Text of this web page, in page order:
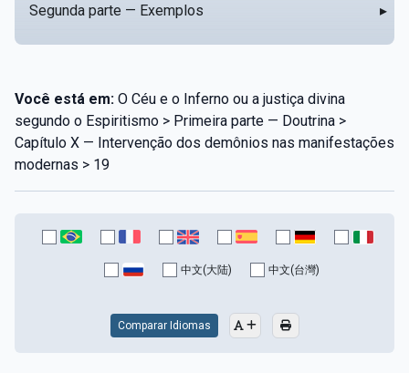
Segunda parte — Exemplos ▸
Você está em: O Céu e o Inferno ou a justiça divina
segundo o Espiritismo > Primeira parte — Doutrina >
Capítulo X — Intervenção dos demônios nas manifestações
modernas > 19
中文(大陆) 中文(台灣)
Comparar Idiomas